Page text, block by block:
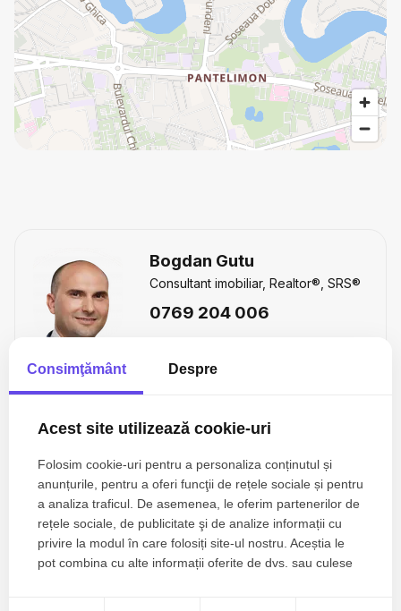
Bogdan Gutu
Consultant imobiliar, Realtor®, SRS®
0769 204 006
Consimţământ Despre
Acest site utilizează cookie-uri
Folosim cookie-uri pentru a personaliza conținutul și
anunțurile, pentru a oferi funcţii de rețele sociale și pentru
a analiza traficul. De asemenea, le oferim partenerilor de
rețele sociale, de publicitate şi de analize informații cu
privire la modul în care folosiți site-ul nostru. Aceștia le
pot combina cu alte informații oferite de dvs. sau culese